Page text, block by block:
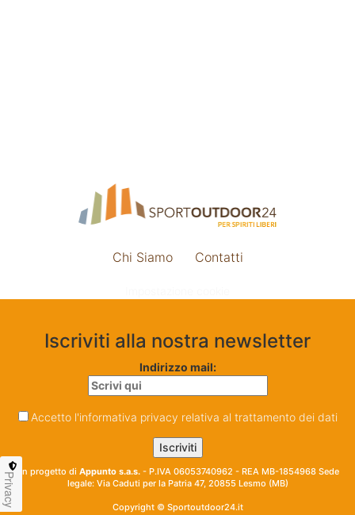
Chi Siamo Contatti
Iscriviti alla nostra newsletter
Indirizzo mail:
Accetto l'informativa privacy relativa al trattamento dei dati
Un progetto di Appunto s.a.s. - P.IVA 06053740962 - REA MB-1854968 Sede
legale: Via Caduti per la Patria 47, 20855 Lesmo (MB)
Copyright © Sportoutdoor24.it
Privacy